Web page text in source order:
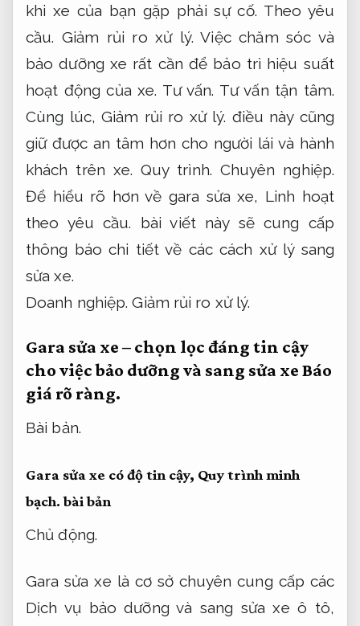
khi xe của bạn gặp phải sự cố. Theo yêu
cầu. Giảm rủi ro xử lý. Việc chăm sóc và
bảo dưỡng xe rất cần để bảo trì hiệu suất
hoạt động của xe. Tư vấn. Tư vấn tận tâm.
Cùng lúc,Giảm rủi ro xử lý. điều này cũng
giữ được an tâm hơn cho người lái và hành
khách trên xe. Quy trình. Chuyên nghiệp.
Để hiểu rõ hơn về gara sửa xe, Linh hoạt
theo yêu cầu. bài viết này sẽ cung cấp
thông báo chi tiết về các cách xử lý sang
sửa xe.
Doanh nghiệp. Giảm rủi ro xử lý.
Gara sửa xe – chọn lọc đáng tin cậy
cho việc bảo dưỡng và sang sửa xe Báo
giá rõ ràng.
Bài bản.
Gara sửa xe có độ tin cậy, Quy trình minh
bạch.bài bản
Chủ động.
Gara sửa xe là cơ sở chuyên cung cấp các
Dịch vụ bảo dưỡng và sang sửa xe ô tô,